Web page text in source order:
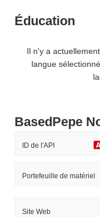
Éducation
Il n'y a
langue
BasedPepe
ID de l'API
Portefeuille de matériel
Site Web